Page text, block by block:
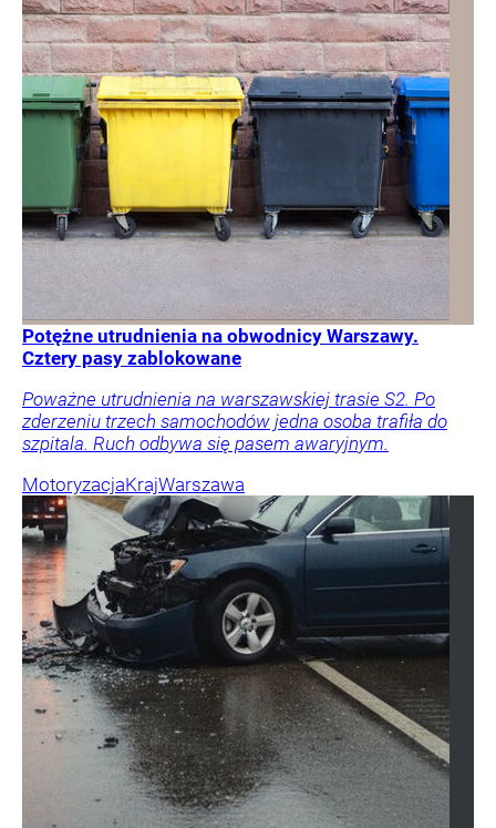
Potężne utrudnienia na obwodnicy Warszawy.
Cztery pasy zablokowane
Poważne utrudnienia na warszawskiej trasie S2. Po
zderzeniu trzech samochodów jedna osoba trafiła do
szpitala. Ruch odbywa się pasem awaryjnym.
MotoryzacjaKrajWarszawa